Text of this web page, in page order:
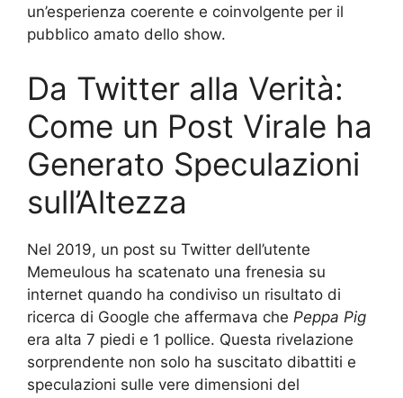
un’esperienza coerente e coinvolgente per il
pubblico amato dello show.
Da Twitter alla Verità:
Come un Post Virale ha
Generato Speculazioni
sull’Altezza
Nel 2019, un post su Twitter dell’utente
Memeulous ha scatenato una frenesia su
internet quando ha condiviso un risultato di
ricerca di Google che affermava che Peppa Pig
era alta 7 piedi e 1 pollice. Questa rivelazione
sorprendente non solo ha suscitato dibattiti e
speculazioni sulle vere dimensioni del